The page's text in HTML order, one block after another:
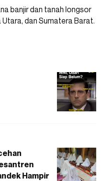
banjir dan tanah longsor
dan Sumatera Barat.
Hampir